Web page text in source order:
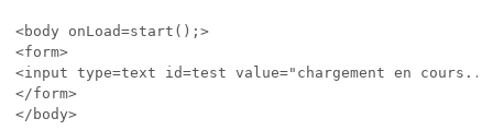
<body onLoad=start();>
<form>
<input type=text id=test value="chargement en
</form>